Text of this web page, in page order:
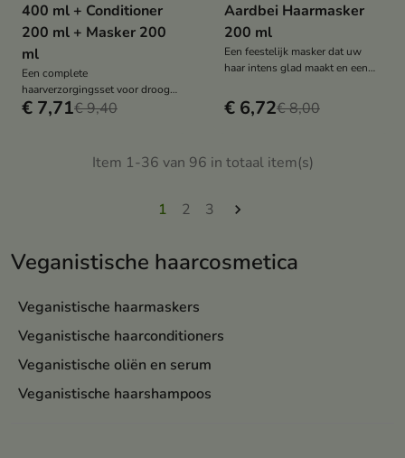
Veganistische haarcosmetica
Veganistische haarmaskers
Veganistische haarconditioners
Veganistische oliën en serum
Veganistische haarshampoos
400 ml + Conditioner
200 ml + Masker 200
ml
Een complete
haarverzorgingsset voor droog
en beschadigd haar die intensief
€ 7,71€ 9,40
Aardbei Haarmasker
200 ml
Een feestelijk masker dat uw
haar intens glad maakt en een
zoete geur van melkachtige
aardbeien.
€ 6,72€ 8,00
Item 1-36 van 96 in totaal item(s)
1 2 3 